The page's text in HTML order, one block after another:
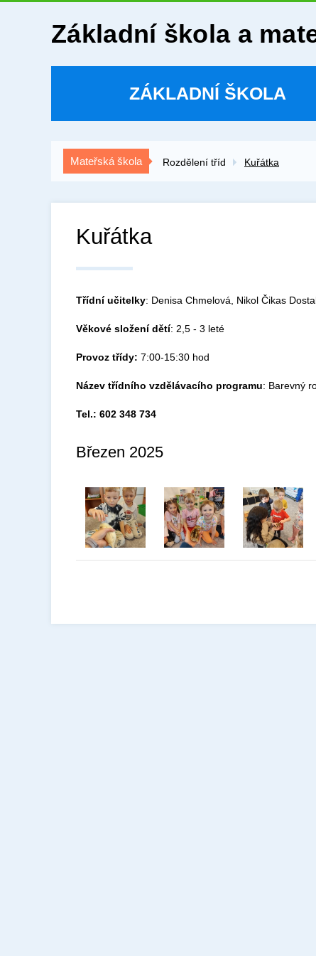
Základní škola a
ZÁKLADNÍ ŠKOLA
Mateřská škola Rozdělení tříd Kuřátka
Kuřátka
Třídní učitelky: Denisa Chmelová, Nikol Čikas
Věkové složení dětí: 2,5 - 3 leté
Provoz třídy: 7:00-15:30 hod
Název třídního vzdělávacího programu: Barevný
Tel.: 602 348 734
Březen 2025